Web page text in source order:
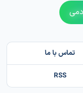
تماس با ما
RSS